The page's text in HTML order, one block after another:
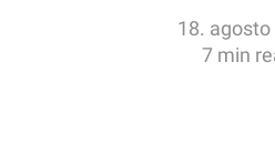
18. agosto
7 min